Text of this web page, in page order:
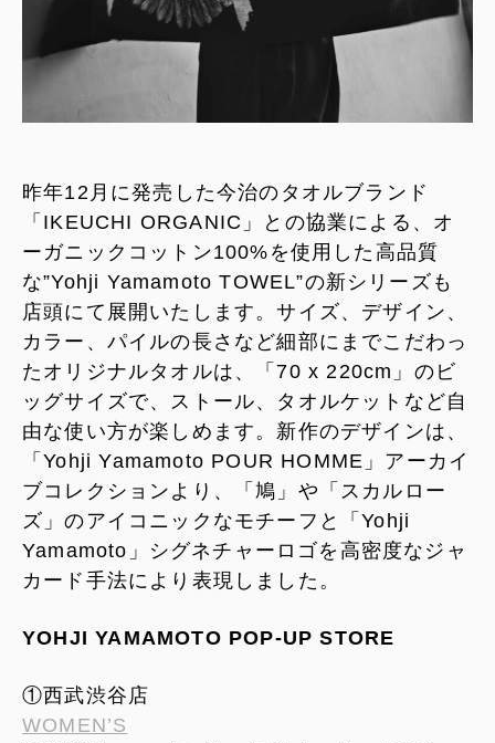
昨年12月に発売した今治のタオルブランド
「IKEUCHI ORGANIC」との協業による、オ
ーガニックコットン100%を使用した高品質
な”Yohji Yamamoto TOWEL”の新シリーズも
店頭にて展開いたします。サイズ、デザイン、
カラー、パイルの長さなど細部にまでこだわっ
たオリジナルタオルは、「70 x 220cm」のビ
ッグサイズで、ストール、タオルケットなど自
由な使い方が楽しめます。新作のデザインは、
「Yohji Yamamoto POUR HOMME」アーカイ
ブコレクションより、「鳩」や「スカルロー
ズ」のアイコニックなモチーフと「Yohji
Yamamoto」シグネチャーロゴを高密度なジャ
カード手法により表現しました。
YOHJI YAMAMOTO POP-UP STORE
①西武渋谷店
WOMEN’S